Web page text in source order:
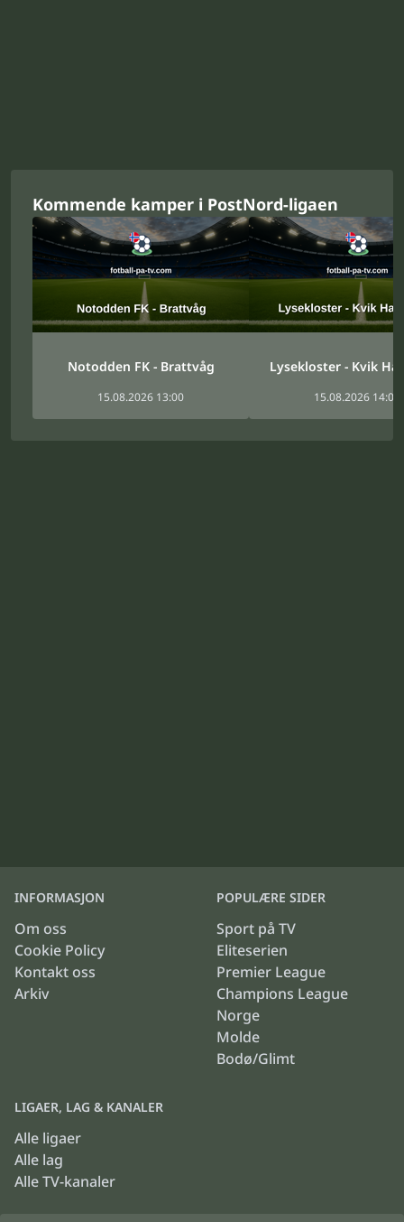
Kommende kamper i PostNord-ligaen
Notodden FK - Brattvåg
15.08.2026 13:00
Lysekloster - Kvik
15.08.2026 14:00
INFORMASJON
Om oss
Cookie Policy
Kontakt oss
Arkiv
POPULÆRE SIDER
Sport på TV
Eliteserien
Premier League
Champions League
Norge
Molde
Bodø/Glimt
LIGAER, LAG & KANALER
Alle ligaer
Alle lag
Alle TV-kanaler